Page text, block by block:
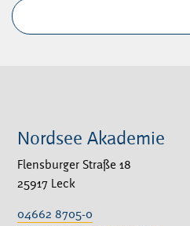
Suchen
Nordsee Akademie
Flensburger Straße 18
25917 Leck
04662 8705-0